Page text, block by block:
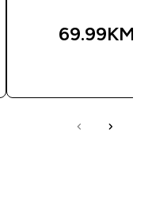
69.99KM‎